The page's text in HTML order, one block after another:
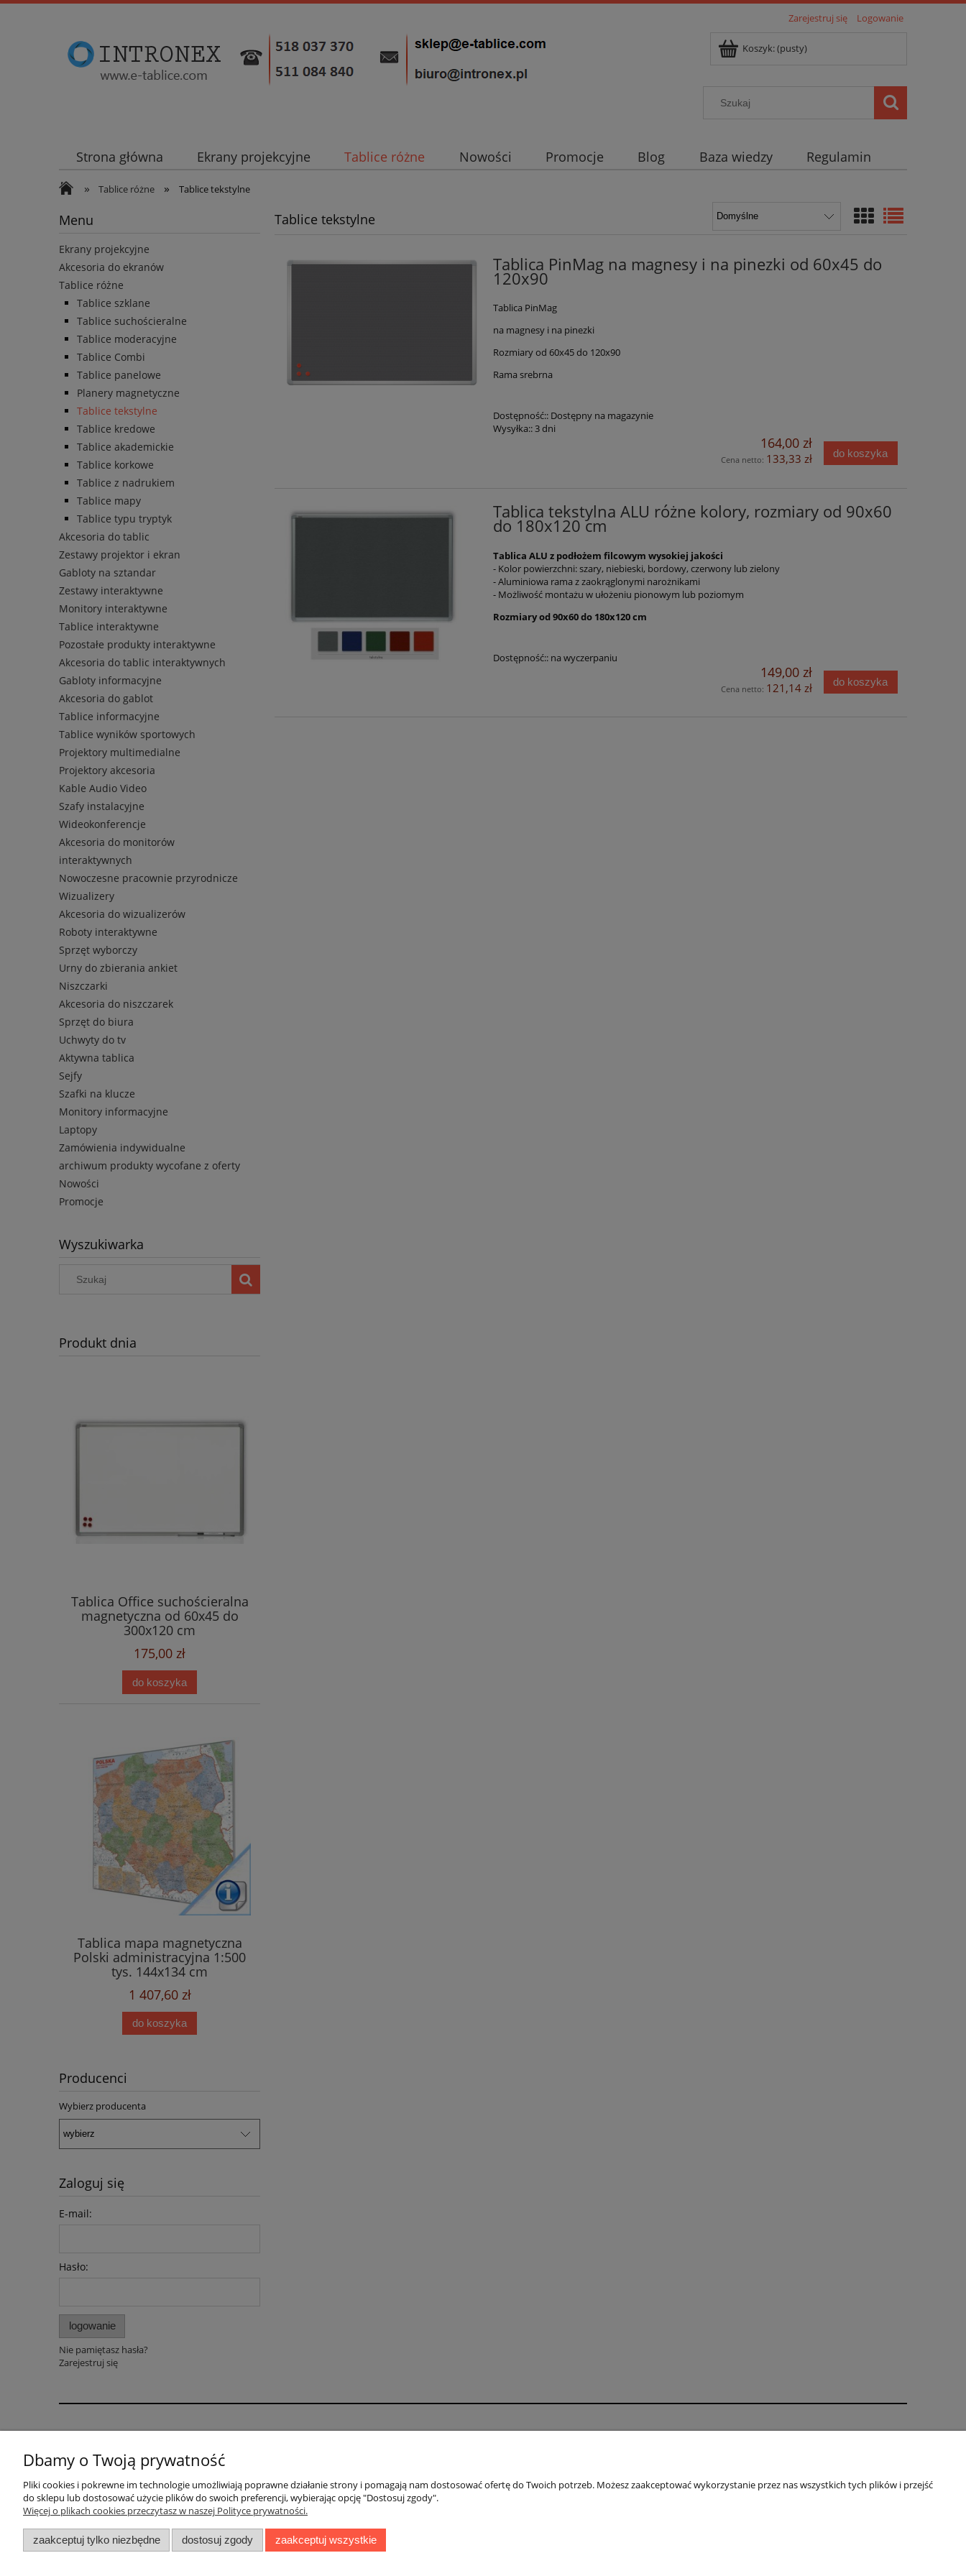
Zarejestruj się Logowanie
Koszyk:(pusty)
Strona główna Ekrany projekcyjne Tablice różne Nowości Promocje Blog Baza wiedzy Regulamin
» Tablice różne » Tablice tekstylne
Menu
Ekrany projekcyjne
Akcesoria do ekranów
Tablice różne
Tablice szklane
Tablice suchościeralne
Tablice moderacyjne
Tablice Combi
Tablice panelowe
Planery magnetyczne
Tablice tekstylne
Tablice kredowe
Tablice akademickie
Tablice korkowe
Tablice z nadrukiem
Tablice mapy
Tablice typu tryptyk
Akcesoria do tablic
Zestawy projektor i ekran
Gabloty na sztandar
Zestawy interaktywne
Monitory interaktywne
Tablice interaktywne
Pozostałe produkty interaktywne
Akcesoria do tablic interaktywnych
Gabloty informacyjne
Akcesoria do gablot
Tablice informacyjne
Tablice wyników sportowych
Projektory multimedialne
Projektory akcesoria
Kable Audio Video
Szafy instalacyjne
Wideokonferencje
Akcesoria do monitorów
interaktywnych
Nowoczesne pracownie przyrodnicze
Wizualizery
Akcesoria do wizualizerów
Roboty interaktywne
Sprzęt wyborczy
Urny do zbierania ankiet
Niszczarki
Akcesoria do niszczarek
Sprzęt do biura
Uchwyty do tv
Aktywna tablica
Sejfy
Szafki na klucze
Monitory informacyjne
Laptopy
Zamówienia indywidualne
archiwum produkty wycofane z oferty
Nowości
Promocje
Wyszukiwarka
Produkt dnia
Tablica Office suchościeralna
magnetyczna od 60x45 do
300x120 cm
175,00 zł
do koszyka
Tablica mapa magnetyczna
Polski administracyjna 1:500
tys. 144x134 cm
1 407,60 zł
do koszyka
Producenci
Wybierz producenta
Zaloguj się
E-mail:
Hasło:
logowanie
Nie pamiętasz hasła?
Zarejestruj się
Tablice tekstylne
Tablica PinMag na magnesy i na pinezki od 60x45 do
120x90
Tablica PinMag
na magnesy i na pinezki
Rozmiary od 60x45 do 120x90
Rama srebrna
Dostępność:: Dostępny na magazynie
Wysyłka::3 dni
164,00 zł
Cena netto: 133,33 zł do koszyka
Tablica tekstylna ALU różne kolory, rozmiary od 90x60
do 180x120 cm
Tablica ALU z podłożem filcowym wysokiej jakości
- Kolor powierzchni: szary, niebieski, bordowy, czerwony lub zielony
- Aluminiowa rama z zaokrąglonymi narożnikami
- Możliwość montażu w ułożeniu pionowym lub poziomym
Rozmiary od 90x60 do 180x120 cm
Dostępność:: na wyczerpaniu
149,00 zł
Cena netto: 121,14 zł do koszyka
Informacje branżowe
Blog - artykuły
Baza wiedzy
W świetnych cenach
Nowości
O firmie
Kontakt
Konto bankowe
Bezpieczeństwo
Polityka plików cookies
Zakupy
Koszty dostawy
Dbamy o Twoją prywatność
Pliki cookies i pokrewne im technologie umożliwiają poprawne działanie strony i pomagają nam dostosować ofertę do Twoich potrzeb. Możesz zaakceptować wykorzystanie przez nas wszystkich tych plików i przejść
do sklepu lub dostosować użycie plików do swoich preferencji, wybierając opcję "Dostosuj zgody".
Więcej o plikach cookies przeczytasz w naszej Polityce prywatności.
zaakceptuj tylko niezbędne dostosuj zgody zaakceptuj wszystkie